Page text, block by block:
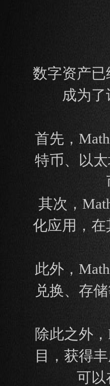
数字资产
成为
首先，
特币、以
其次，
化应用，
此外，
兑换、存
除此之外
目，获得
可以